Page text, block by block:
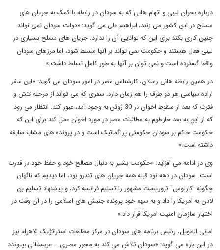
درباره بحران لیبی و اتهام هایی که به سودان در رابطه با کمک به جریان های
مسلح در این کشور می زنند، ابراهیم علی می گوید: «دولت سودان نمی تواند
چنین کاری بکند برای این که توانایی آن را ندارد. جریان های مسلح بسیاری در
لیبی فعال هستند و حکومت نمی تواند بر آنها مسلط شود، اما مرزهای سودان
واقعا گسترده است و نمی توان بر آنها به طور کامل تسلط داشت.»
در همین رابطه هانی رسلان، کارشناس مصر در امور سودان می گوید: «این سفر
اراده سیاسی هر دو طرف را هم زمان دارد. سفری که می تواند از مرحله تنش و
فترت که بعد از سقوط اخوان در 30 ژوئن به وجود آمد، عبور کند. انتظار می رود
که از این به بعد خارطوم به مطالبات مصر در مورد اخوان عمل کند برای این که
حکومت حاکم بر سودان حکومتی پراگماتیک است و در پرونده های مشابه سابقه
داشته است.»
وی در ادامه می افزاید: «حکومت بشیر به دنبال مصالح خود و حفظ خود در قدرت
است. سودان در دهه نود قبله همه جریان های تندرو بود، اما دیدیم که ناگهان
چگونه "کارلوس" تروریست مشهور را تسلیم فرانسه کرد، و پیشنهاد تسلیم بن
لادن به امریکا را داد و به سهم خود پرونده جنبش های اسلامی را در آن وقت در
اختیار سازمان امنیت امریکا قرار داد.»
امانی الطویل، رئیس برنامه های سودان در مرکز مطالعات استراتژیک الاهرام نیز
در این باره می گوید: «سودان تلاش می کند به محور مصری – عربستانی بپیوندد